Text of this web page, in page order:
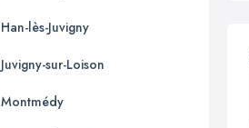
Han-lès-Juvigny
Juvigny-sur-Loison
Montmédy